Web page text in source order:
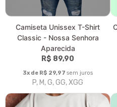
Camiseta Feminina Baby Long
Prime - Nossa Senhora
Aparecida